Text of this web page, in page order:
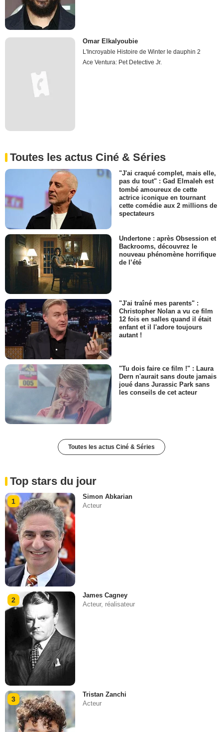
Omar Elkalyoubie
L'Incroyable Histoire de Winter le dauphin 2
Ace Ventura: Pet Detective Jr.
Toutes les actus Ciné & Séries
"J'ai craqué complet, mais elle,
pas du tout" : Gad Elmaleh est
tombé amoureux de cette
actrice iconique en tournant
cette comédie aux 2 millions de
spectateurs
Undertone : après Obsession et
Backrooms, découvrez le
nouveau phénomène horrifique
de l’été
"J'ai traîné mes parents" :
Christopher Nolan a vu ce film
12 fois en salles quand il était
enfant et il l'adore toujours
autant !
"Tu dois faire ce film !" : Laura
Dern n'aurait sans doute jamais
joué dans Jurassic Park sans
les conseils de cet acteur
Toutes les actus Ciné & Séries
Top stars du jour
1
Simon Abkarian
Acteur
2
James Cagney
Acteur, réalisateur
3
Tristan Zanchi
Acteur